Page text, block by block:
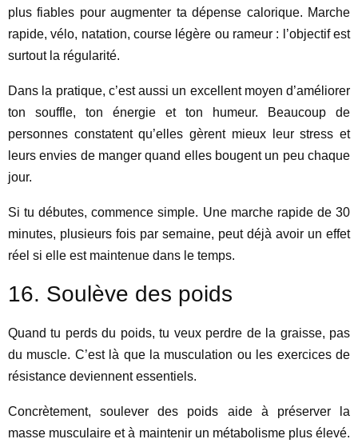
plus fiables pour augmenter ta dépense calorique. Marche
rapide, vélo, natation, course légère ou rameur : l’objectif est
surtout la régularité.
Dans la pratique, c’est aussi un excellent moyen d’améliorer
ton souffle, ton énergie et ton humeur. Beaucoup de
personnes constatent qu’elles gèrent mieux leur stress et
leurs envies de manger quand elles bougent un peu chaque
jour.
Si tu débutes, commence simple. Une marche rapide de 30
minutes, plusieurs fois par semaine, peut déjà avoir un effet
réel si elle est maintenue dans le temps.
16. Soulève des poids
Quand tu perds du poids, tu veux perdre de la graisse, pas
du muscle. C’est là que la musculation ou les exercices de
résistance deviennent essentiels.
Concrètement, soulever des poids aide à préserver la
masse musculaire et à maintenir un métabolisme plus élevé.